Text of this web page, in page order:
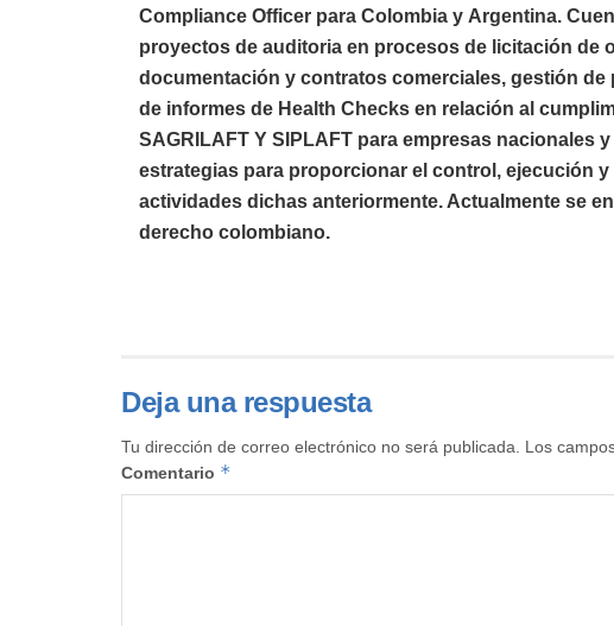
Compliance Officer para Colombia y Argentina.
proyectos de auditoria en procesos de licitación de
documentación y contratos comerciales, gestión
de informes de Health Checks en relación al
SAGRILAFT Y SIPLAFT para empresas nacionales
estrategias para proporcionar el control, ejecución
actividades dichas anteriormente. Actualmente se
derecho colombiano.
Deja una respuesta
Tu dirección de correo electrónico no será publicada. Los
Comentario *